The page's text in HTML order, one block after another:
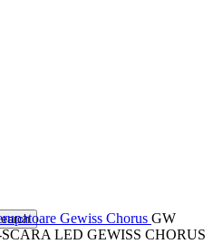
Gewiss Chorus GW
LED GEWISS CHORUS